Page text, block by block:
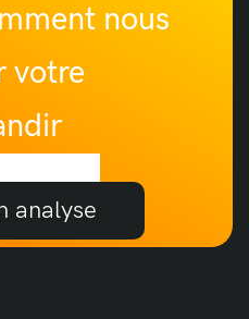
nous
votre
analyse